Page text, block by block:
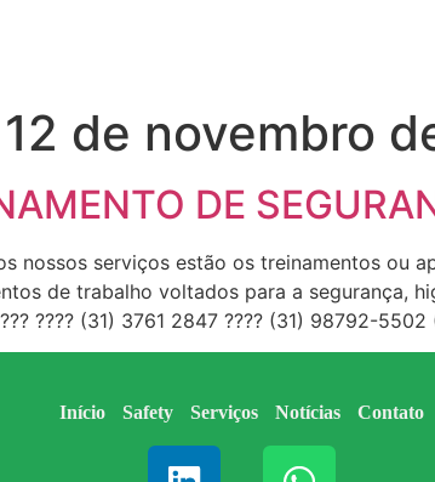
12 de novembro
DE
nossos serviços estão os treinamentos ou
de trabalho voltados para a segurança,
???? (31) 3761 2847 ???? (31) 98792-
Início Safety Serviços Notícias Contato